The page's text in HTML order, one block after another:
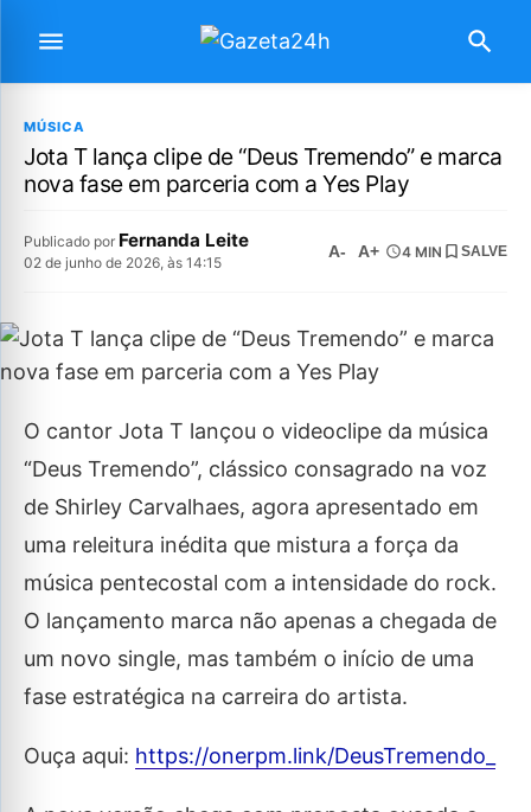
MÚSICA
Jota T lança clipe de “Deus Tremendo” e marca
nova fase em parceria com a Yes Play
Publicado por Fernanda Leite
02 de junho de 2026, às 14:15
A- A+ 4 MIN SALVE
O cantor Jota T lançou o videoclipe da música
“Deus Tremendo”, clássico consagrado na voz
de Shirley Carvalhaes, agora apresentado em
uma releitura inédita que mistura a força da
música pentecostal com a intensidade do rock.
O lançamento marca não apenas a chegada de
um novo single, mas também o início de uma
fase estratégica na carreira do artista.
Ouça aqui: https://onerpm.link/DeusTremendo_